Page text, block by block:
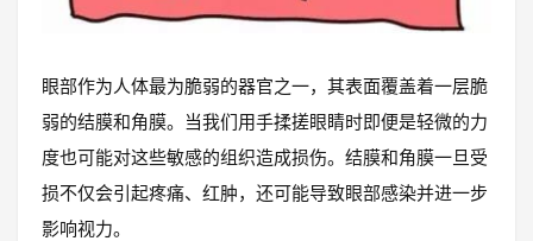
眼部作为人体最为脆弱的器官之一，其表面覆盖着一层脆
弱的结膜和角膜。当我们用手揉搓眼睛时即便是轻微的力
度也可能对这些敏感的组织造成损伤。结膜和角膜一旦受
损不仅会引起疼痛、红肿，还可能导致眼部感染并进一步
影响视力。